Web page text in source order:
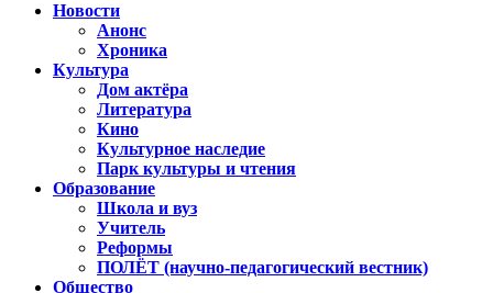
Новости
Анонс
Хроника
Культура
Дом актёра
Литература
Кино
Культурное наследие
Парк культуры и чтения
Образование
Школа и вуз
Учитель
Реформы
ПОЛЁТ (научно-педагогический вестник)
Общество